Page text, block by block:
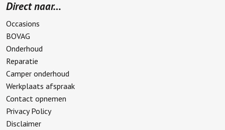
Direct naar…
Occasions
BOVAG
Onderhoud
Reparatie
Camper onderhoud
Werkplaats afspraak
Contact opnemen
Privacy Policy
Disclaimer